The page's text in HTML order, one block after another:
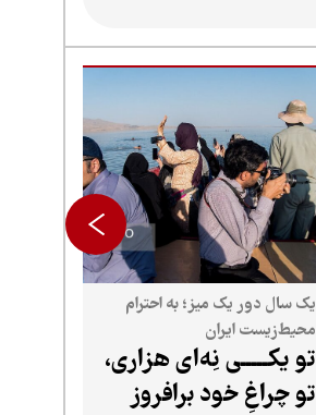
یک سال دور یک میز؛ به احترام
محیط‌زیست ایران
تو یکـــــی نِه‌ای هزاری،
تو چراغِ خود برافروز